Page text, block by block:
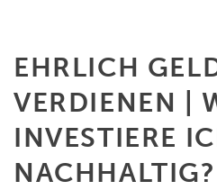
EHRLICH
VERDIENEN |
INVESTIERE
NACHHALTIG?